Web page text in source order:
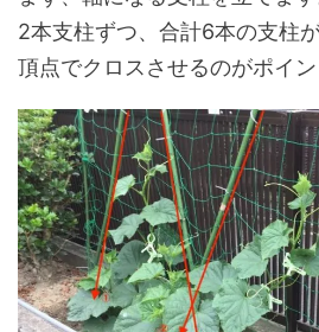
2本支柱ずつ、合計6本の支柱
頂点でクロスさせるのがポイン